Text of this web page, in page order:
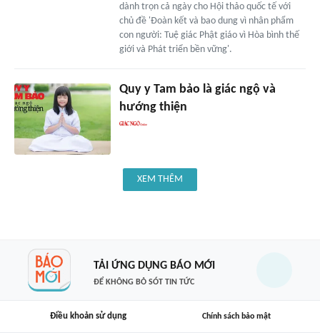
dành trọn cả ngày cho Hội thảo quốc tế với
chủ đề 'Đoàn kết và bao dung vì nhân phẩm
con người: Tuệ giác Phật giáo vì Hòa bình thế
giới và Phát triển bền vững'.
Quy y Tam bảo là giác ngộ và
hướng thiện
XEM THÊM
TẢI ỨNG DỤNG BÁO MỚI
ĐỂ KHÔNG BỎ SÓT TIN TỨC
Điều khoản sử dụng Chính sách bảo mật